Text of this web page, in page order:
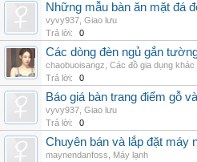
Những mẫu bàn ăn mặt đá
vyvy937 Giao lưu
Trả lời:
0
Các dòng đèn ngủ gắn
chaobuoisangz Các đồ gia dụng khác
Trả lời:
0
Báo giá bàn trang điểm gỗ
vyvy937 Giao lưu
Trả lời:
0
Chuyên bán và lắp đặt máy
maynendanfoss
Máy lạnh